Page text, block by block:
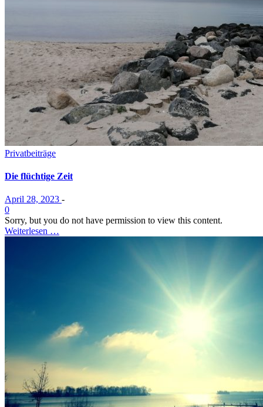
Privatbeiträge
Die flüchtige Zeit
April 28, 2023 -
0
Sorry, but you do not have permission to view this content.
Weiterlesen …